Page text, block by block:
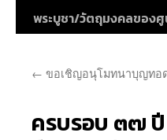
พระบูชา/วัตถุมงคลของ
← ขอเชิญอนุโมทนาบุญทอ
ครบรอบ ๓๗